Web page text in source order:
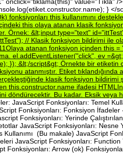
} </
fonksiyonları this kullanımını
this olaya atanan klasik
Örnek: &lt;input type="text"
// Klasik fonksiyon bildirimi ile
atanan fonksiyon içinden this =
el.addEventListener("click", ev =&gt;
}); &lt;/script&gt; Örnekte bir etiketin
atanmıştır. Etiket tıklandığında
klasik fonksiyon bildirimi
this.constructor.name ifadesi
döndürecektir. Bu kadar. Eksik veya
JavaScript Fonksiyonları: Temel
Fonksiyonları: Fonksiyon
Fonksiyonları: Yerinde
JavaScript Fonksiyonları: Nesne
Kullanımı (Bu makale) JavaScript
JavaScript Fonksiyonları: Function
Fonksiyonları: Arrow (ok)